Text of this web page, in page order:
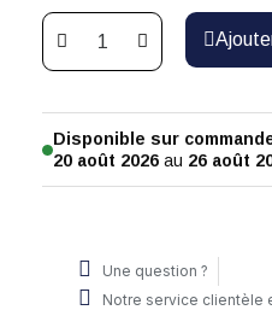
Disponible sur
20 août 2026 au 26 août
Une question ?
Notre service clientèle